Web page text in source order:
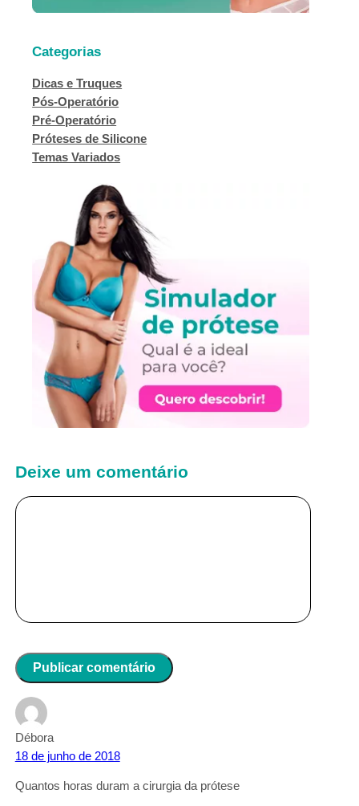
Categorias
Dicas e Truques
Pós-Operatório
Pré-Operatório
Próteses de Silicone
Temas Variados
Deixe um comentário
Débora
18 de junho de 2018
Quantos horas duram a cirurgia da prótese